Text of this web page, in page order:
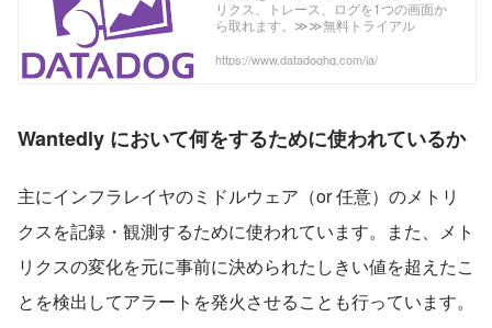
リクス、トレース、ログを1つの画面か
ら取れます。≫≫無料トライアル
https://www.datadoghq.com/ja/
Wantedly において何をするために使われているか
主にインフラレイヤのミドルウェア（or 任意）のメトリ
クスを記録・観測するために使われています。また、メト
リクスの変化を元に事前に決められたしきい値を超えたこ
とを検出してアラートを発火させることも行っています。